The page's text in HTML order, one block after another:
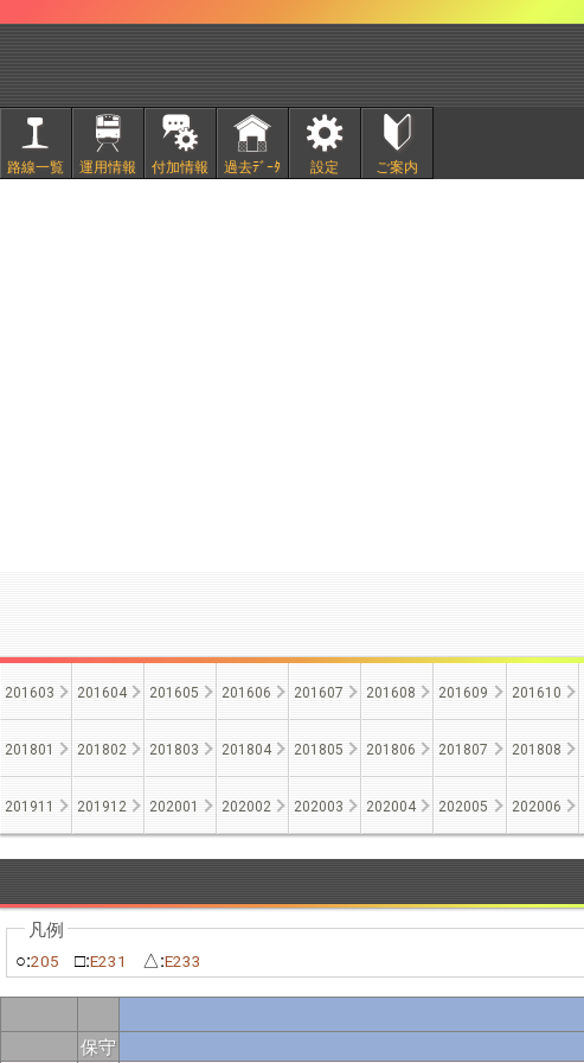
路線一覧 運用情報 付加情報 過去ﾃﾞｰﾀ 設定 ご案内
201603 201604 201605 201606 201607 201608 201609 201610
201801 201802 201803 201804 201805 201806 201807 201808
201911 201912 202001 202002 202003 202004 202005 202006
○:205 □:E231 △:E233
保守